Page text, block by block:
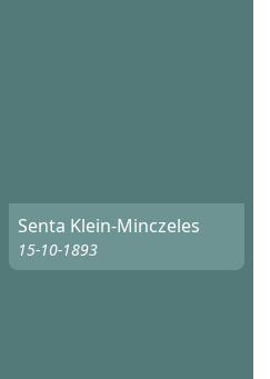
Senta Klein-Minczeles
15-10-1893